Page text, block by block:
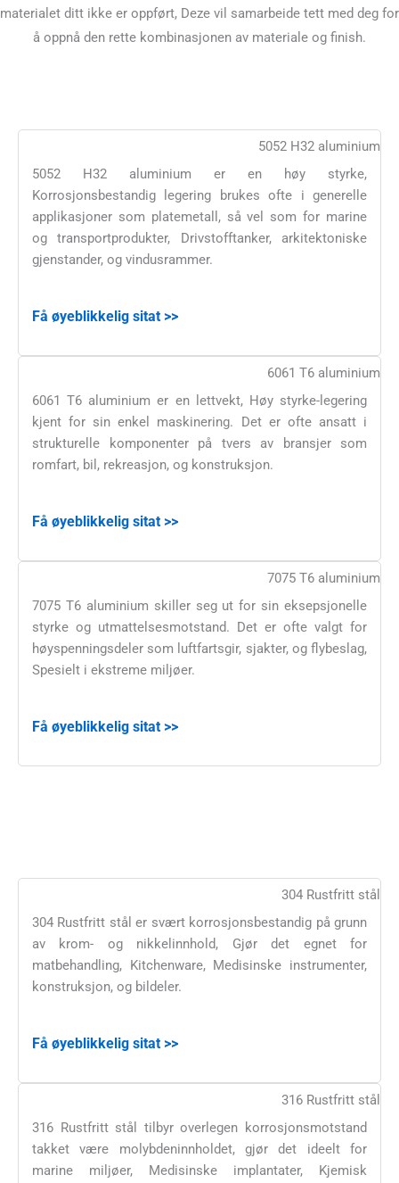
materialet ditt ikke er oppført, Deze vil samarbeide tett med deg for
å oppnå den rette kombinasjonen av materiale og finish.
5052 H32 aluminium
5052 H32 aluminium er en høy styrke,
Korrosjonsbestandig legering brukes ofte i generelle
applikasjoner som platemetall, så vel som for marine
og transportprodukter, Drivstofftanker, arkitektoniske
gjenstander, og vindusrammer.
Få øyeblikkelig sitat >>
6061 T6 aluminium
6061 T6 aluminium er en lettvekt, Høy styrke-legering
kjent for sin enkel maskinering. Det er ofte ansatt i
strukturelle komponenter på tvers av bransjer som
romfart, bil, rekreasjon, og konstruksjon.
Få øyeblikkelig sitat >>
7075 T6 aluminium
7075 T6 aluminium skiller seg ut for sin eksepsjonelle
styrke og utmattelsesmotstand. Det er ofte valgt for
høyspenningsdeler som luftfartsgir, sjakter, og flybeslag,
Spesielt i ekstreme miljøer.
Få øyeblikkelig sitat >>
304 Rustfritt stål
304 Rustfritt stål er svært korrosjonsbestandig på grunn
av krom- og nikkelinnhold, Gjør det egnet for
matbehandling, Kitchenware, Medisinske instrumenter,
konstruksjon, og bildeler.
Få øyeblikkelig sitat >>
316 Rustfritt stål
316 Rustfritt stål tilbyr overlegen korrosjonsmotstand
takket være molybdeninnholdet, gjør det ideelt for
marine miljøer, Medisinske implantater, Kjemisk